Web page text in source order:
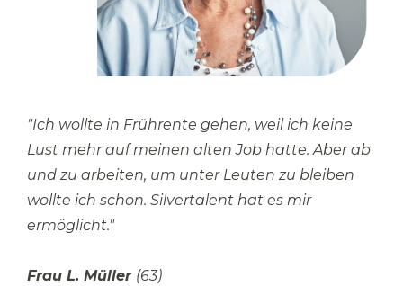
"Ich wollte in Frührente gehen, weil ich keine
Lust mehr auf meinen alten Job hatte. Aber ab
und zu arbeiten, um unter Leuten zu bleiben
wollte ich schon. Silvertalent hat es mir
ermöglicht."
Frau L. Müller (63)